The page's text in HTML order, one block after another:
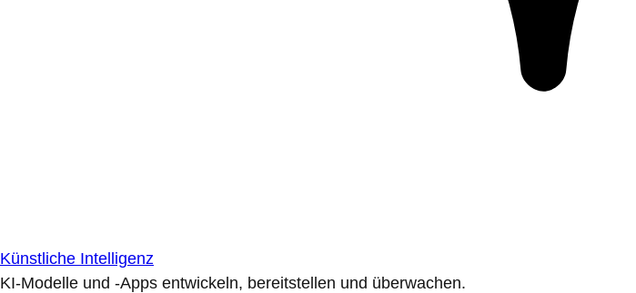
Künstliche Intelligenz
KI-Modelle und -Apps entwickeln, bereitstellen und überwachen.